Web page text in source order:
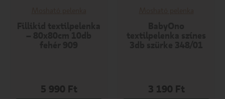
5 990 Ft 3 190 Ft